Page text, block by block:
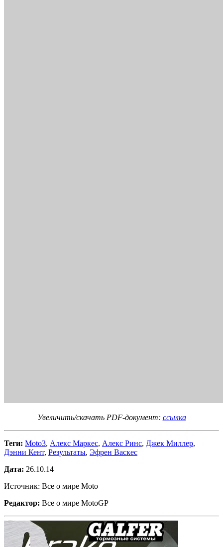
Увеличить/скачать PDF-документ: ссылка
Теги: Moto3, Алекс Маркес, Алекс Ринс, Джек Миллер,
Дэнни Кент, Результаты, Эфрен Васкес
Дата: 26.10.14
Источник: Все о мире Moto
Редактор: Все о мире MotoGP